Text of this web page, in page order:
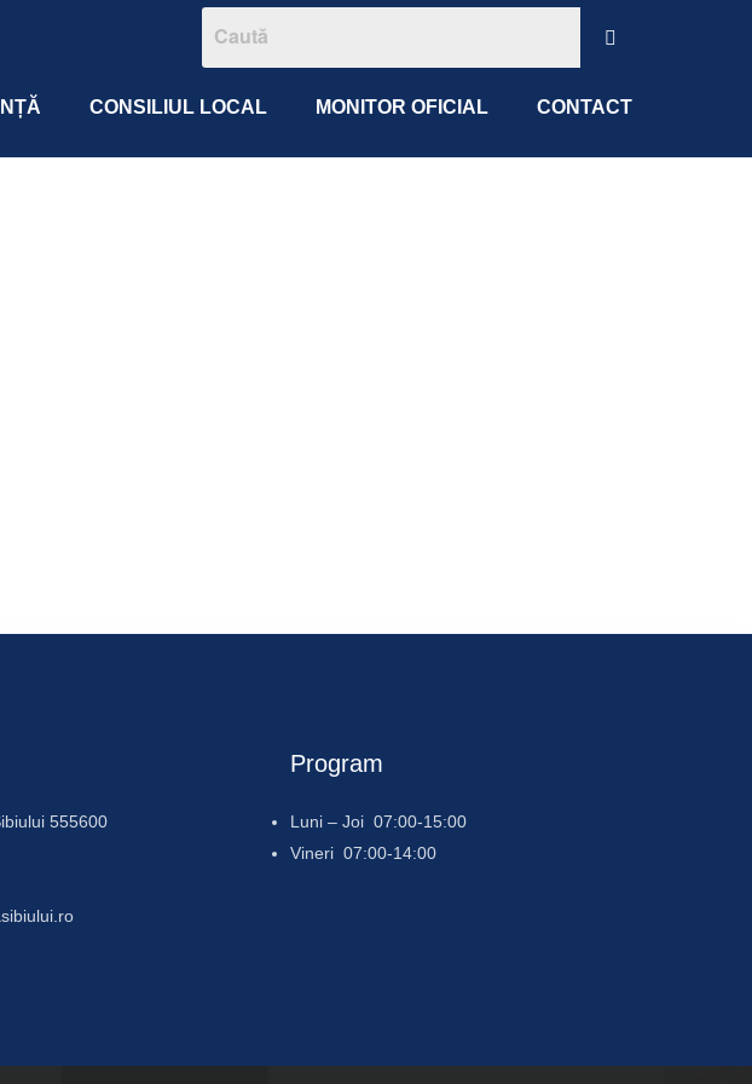
CONSILIUL LOCAL MONITOR OFICIAL CONTACT
555600
Program
Luni – Joi 07:00-15:00
Vineri 07:00-14:00